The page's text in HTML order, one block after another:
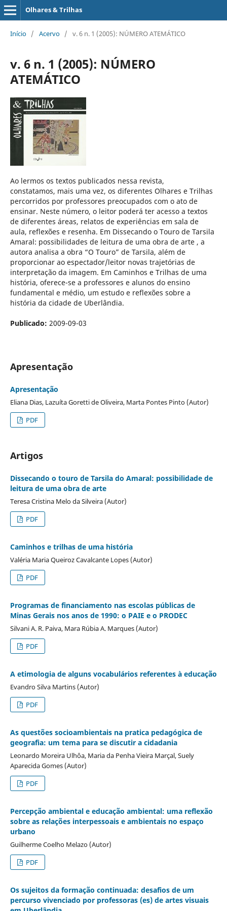
Olhares & Trilhas
Início / Acervo / v. 6 n. 1 (2005): NÚMERO ATEMÁTICO
v. 6 n. 1 (2005): NÚMERO
ATEMÁTICO
Ao lermos os textos publicados nessa revista,
constatamos, mais uma vez, os diferentes Olhares e Trilhas
percorridos por professores preocupados com o ato de
ensinar. Neste número, o leitor poderá ter acesso a textos
de diferentes áreas, relatos de experiências em sala de
aula, reflexões e resenha. Em Dissecando o Touro de Tarsila
Amaral: possibilidades de leitura de uma obra de arte , a
autora analisa a obra “O Touro” de Tarsila, além de
proporcionar ao espectador/leitor novas trajetórias de
interpretação da imagem. Em Caminhos e Trilhas de uma
história, oferece-se a professores e alunos do ensino
fundamental e médio, um estudo e reflexões sobre a
história da cidade de Uberlândia.
Publicado: 2009-09-03
Apresentação
Apresentação
Eliana Dias, Lazuíta Goretti de Oliveira, Marta Pontes Pinto (Autor)
PDF
Artigos
Dissecando o touro de Tarsila do Amaral: possibilidade de
leitura de uma obra de arte
Teresa Cristina Melo da Silveira (Autor)
PDF
Caminhos e trilhas de uma história
Valéria Maria Queiroz Cavalcante Lopes (Autor)
PDF
Programas de financiamento nas escolas públicas de
Minas Gerais nos anos de 1990: o PAIE e o PRODEC
Silvani A. R. Paiva, Mara Rúbia A. Marques (Autor)
PDF
A etimologia de alguns vocabulários referentes à educação
Evandro Silva Martins (Autor)
PDF
As questões socioambientais na pratica pedagógica de
geografia: um tema para se discutir a cidadania
Leonardo Moreira Ulhôa, Maria da Penha Vieira Marçal, Suely
Aparecida Gomes (Autor)
PDF
Percepção ambiental e educação ambiental: uma reflexão
sobre as relações interpessoais e ambientais no espaço
urbano
Guilherme Coelho Melazo (Autor)
PDF
Os sujeitos da formação continuada: desafios de um
percurso vivenciado por professoras (es) de artes visuais